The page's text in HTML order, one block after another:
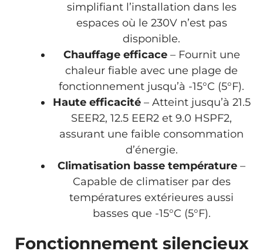
simplifiant l’installation dans les
espaces où le 230V n’est pas
disponible.
Chauffage efficace– Fournit une
chaleur fiable avec une plage de
fonctionnement jusqu’à -15°C (5°F).
Haute efficacité– Atteint jusqu’à 21.5
SEER2, 12.5 EER2 et 9.0 HSPF2,
assurant une faible consommation
d’énergie.
Climatisation basse température –
Capable de climatiser par des
températures extérieures aussi
basses que -15°C (5°F).
Fonctionnement silencieux